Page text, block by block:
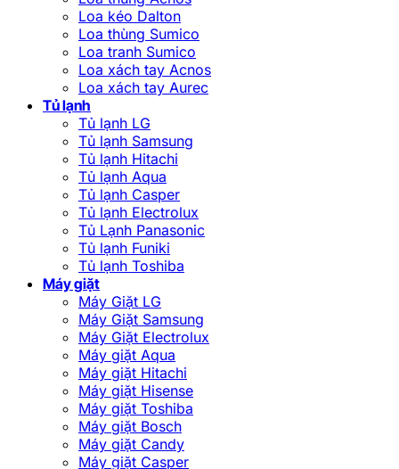
Loa kéo Dalton
Loa thùng Sumico
Loa tranh Sumico
Loa xách tay Acnos
Loa xách tay Aurec
Tủ lạnh
Tủ lạnh LG
Tủ lạnh Samsung
Tủ lạnh Hitachi
Tủ lạnh Aqua
Tủ lạnh Casper
Tủ lạnh Electrolux
Tủ Lạnh Panasonic
Tủ lạnh Funiki
Tủ lạnh Toshiba
Máy giặt
Máy Giặt LG
Máy Giặt Samsung
Máy Giặt Electrolux
Máy giặt Aqua
Máy giặt Hitachi
Máy giặt Hisense
Máy giặt Toshiba
Máy giặt Bosch
Máy giặt Candy
Máy giặt Casper